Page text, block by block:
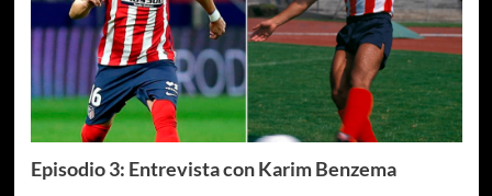
Episodio 3: Entrevista con Karim Benzema